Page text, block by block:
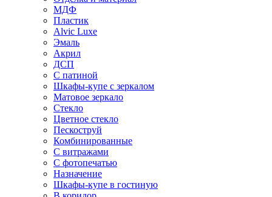
МДФ
Пластик
Alvic Luxe
Эмаль
Акрил
ДСП
С патиной
Шкафы-купе с зеркалом
Матовое зеркало
Стекло
Цветное стекло
Пескоструй
Комбинированные
С витражами
С фотопечатью
Назначение
Шкафы-купе в гостиную